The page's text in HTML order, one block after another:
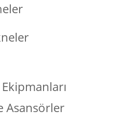
Asansörler